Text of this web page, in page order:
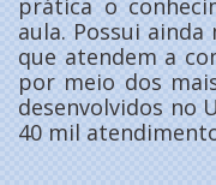
prática o
aula. Possui
que atendem a
por meio dos
desenvolvidos no
40 mil